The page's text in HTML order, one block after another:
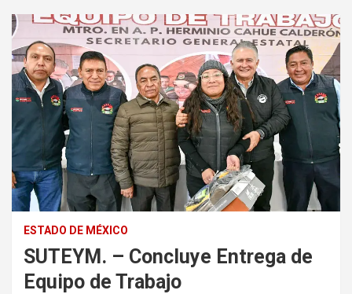
ESTADO DE MÉXICO
SUTEYM. – Concluye Entrega de
Equipo de Trabajo